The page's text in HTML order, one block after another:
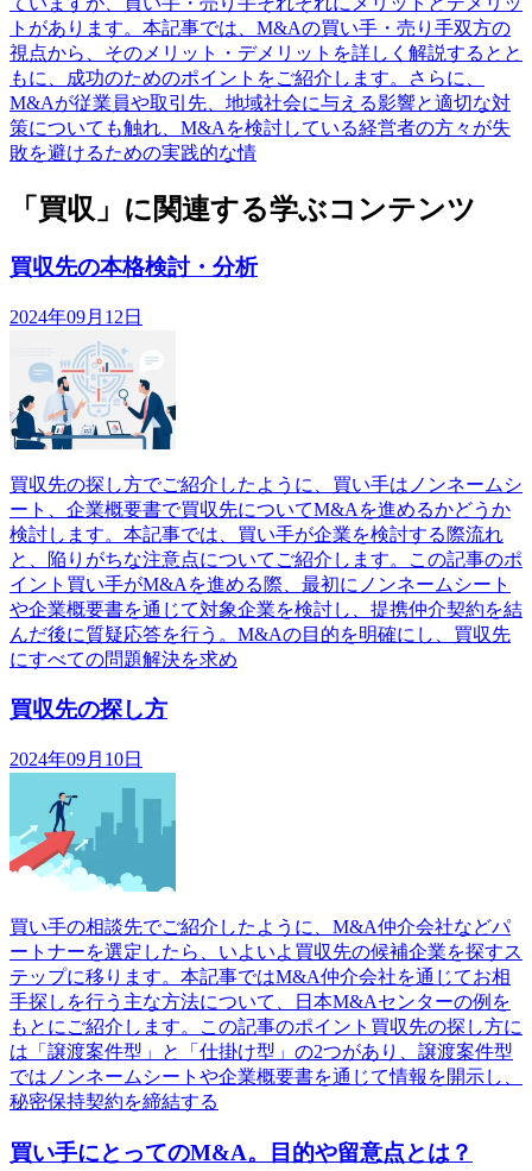
トがあります。本記事では、M&Aの買い手・売り手双方の
視点から、そのメリット・デメリットを詳しく解説するとと
もに、成功のためのポイントをご紹介します。さらに、
M&Aが従業員や取引先、地域社会に与える影響と適切な対
策についても触れ、M&Aを検討している経営者の方々が失
敗を避けるための実践的な情
「買収」に関連する学ぶコンテンツ
買収先の本格検討・分析
2024年09月12日
買収先の探し方でご紹介したように、買い手はノンネームシ
ート、企業概要書で買収先についてM&Aを進めるかどうか
検討します。本記事では、買い手が企業を検討する際流れ
と、陥りがちな注意点についてご紹介します。この記事のポ
イント買い手がM&Aを進める際、最初にノンネームシート
や企業概要書を通じて対象企業を検討し、提携仲介契約を結
んだ後に質疑応答を行う。M&Aの目的を明確にし、買収先
にすべての問題解決を求め
買収先の探し方
2024年09月10日
買い手の相談先でご紹介したように、M&A仲介会社などパ
ートナーを選定したら、いよいよ買収先の候補企業を探すス
テップに移ります。本記事ではM&A仲介会社を通じてお相
手探しを行う主な方法について、日本M&Aセンターの例を
もとにご紹介します。この記事のポイント買収先の探し方に
は「譲渡案件型」と「仕掛け型」の2つがあり、譲渡案件型
ではノンネームシートや企業概要書を通じて情報を開示し、
秘密保持契約を締結する
買い手にとってのM&A。目的や留意点とは？